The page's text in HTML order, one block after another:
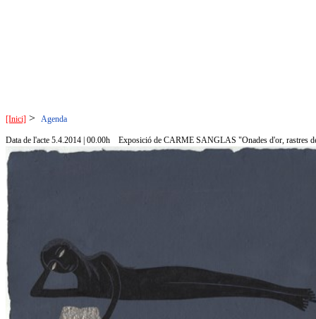
[Inici] > Agenda
Data de l'acte 5.4.2014 | 00.00h Exposició de CARME SANGLAS "Onades d'or, rastres